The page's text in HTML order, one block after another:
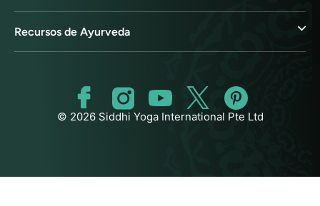
Recursos de Ayurveda
© 2026 Siddhi Yoga International Pte Ltd